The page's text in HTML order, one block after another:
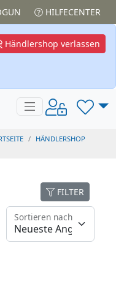
HILFECENTER
Händlershop verlassen
HÄNDLERSHOP
FILTER
Sortieren nach